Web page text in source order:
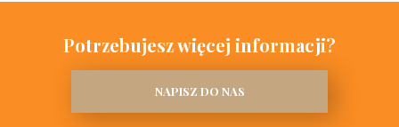
Potrzebujesz więcej informacji?
NAPISZ DO NAS